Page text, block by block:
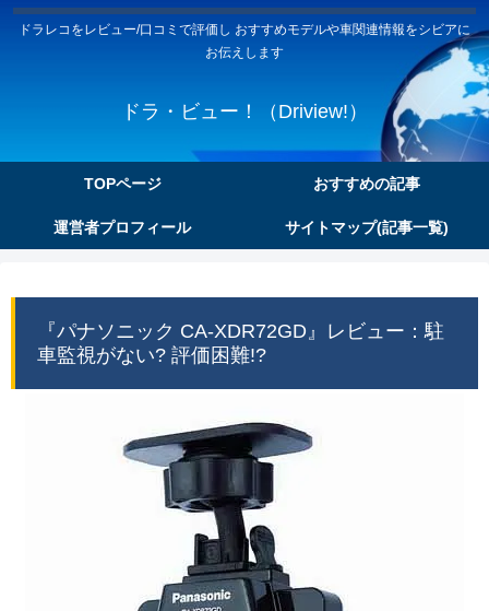
ドラレコをレビュー/口コミで評価し おすすめモデルや車関連情報をシビアに
お伝えします
ドラ・ビュー！（Driview!）
TOPページ おすすめの記事
運営者プロフィール サイトマップ(記事一覧)
『パナソニック CA-XDR72GD』レビュー：駐
車監視がない? 評価困難!?